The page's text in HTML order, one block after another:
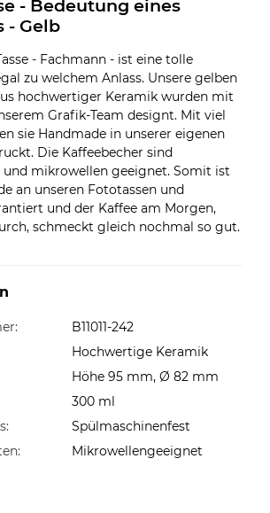
- Bedeutung eines
- Gelb
- Fachmann - ist eine tolle
zu welchem Anlass. Unsere gelben
hochwertiger Keramik wurden mit
Grafik-Team designt. Mit viel
sie Handmade in unserer eigenen
Die Kaffeebecher sind
und mikrowellen geeignet. Somit ist
an unseren Fototassen und
und der Kaffee am Morgen,
schmeckt gleich nochmal so gut.
B11011-242
Hochwertige Keramik
Höhe 95 mm, Ø 82 mm
300 ml
Spülmaschinenfest
Mikrowellengeeignet